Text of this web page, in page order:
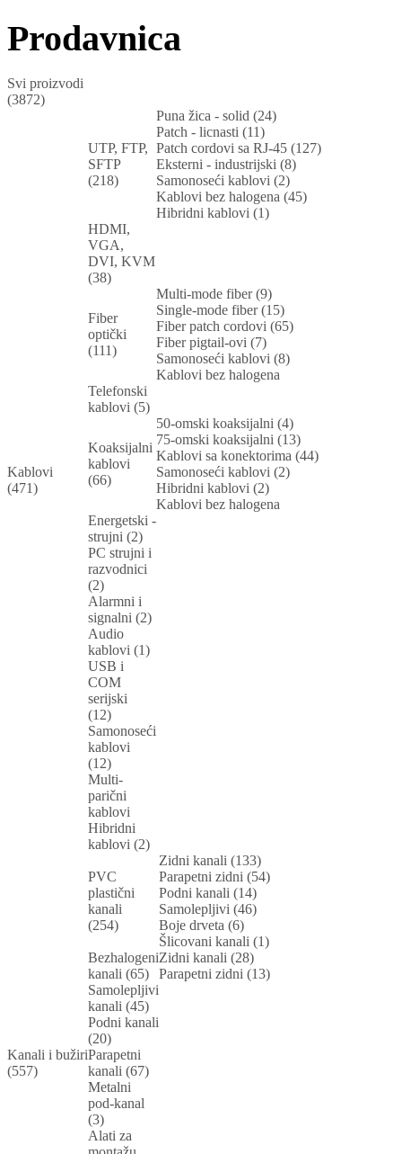
Prodavnica
Svi proizvodi
(3872)
Kablovi
(471)
UTP, FTP,
SFTP
(218)
Puna žica - solid (24)
Patch - licnasti (11)
Patch cordovi sa RJ-45 (127)
Eksterni - industrijski (8)
Samonoseći kablovi (2)
Kablovi bez halogena (45)
Hibridni kablovi (1)
HDMI,
VGA,
DVI, KVM
(38)
Fiber
optički
(111)
Multi-mode fiber (9)
Single-mode fiber (15)
Fiber patch cordovi (65)
Fiber pigtail-ovi (7)
Samonoseći kablovi (8)
Kablovi bez halogena
Telefonski
kablovi (5)
Koaksijalni
kablovi
(66)
50-omski koaksijalni (4)
75-omski koaksijalni (13)
Kablovi sa konektorima (44)
Samonoseći kablovi (2)
Hibridni kablovi (2)
Kablovi bez halogena
Energetski -
strujni (2)
PC strujni i
razvodnici
(2)
Alarmni i
signalni (2)
Audio
kablovi (1)
USB i
COM
serijski
(12)
Samonoseći
kablovi
(12)
Multi-
parični
kablovi
Hibridni
kablovi (2)
Kanali i bužiri
(557)
PVC
plastični
kanali
(254)
Zidni kanali (133)
Parapetni zidni (54)
Podni kanali (14)
Samolepljivi (46)
Boje drveta (6)
Šlicovani kanali (1)
Bezhalogeni
kanali (65)
Zidni kanali (28)
Parapetni zidni (13)
Samolepljivi
kanali (45)
Podni kanali
(20)
Parapetni
kanali (67)
Metalni
pod-kanal
(3)
Alati za